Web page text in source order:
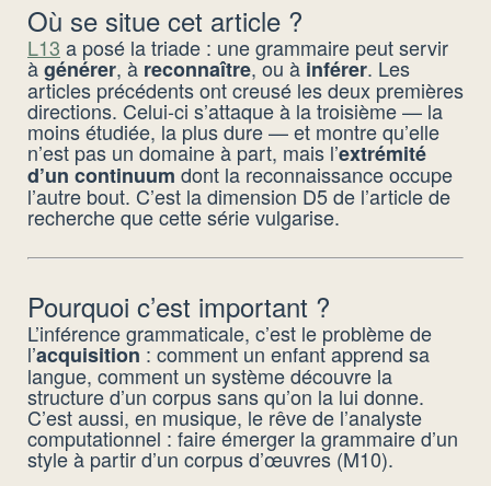
Où se situe cet article ?
L13 a posé la triade : une grammaire peut servir
àgénérer, à reconnaître, ou à inférer. Les
articles précédents ont creusé les deux premières
directions. Celui-ci s’attaque à la troisième — la
moins étudiée, la plus dure — et montre qu’elle
n’est pas un domaine à part, mais l’extrémité
d’un continuum dont la reconnaissance occupe
l’autre bout. C’est la dimension D5 de l’article de
recherche que cette série vulgarise.
Pourquoi c’est important ?
L’inférence grammaticale, c’est le problème de
l’acquisition : comment un enfant apprend sa
langue, comment un système découvre la
structure d’un corpus sans qu’on la lui donne.
C’est aussi, en musique, le rêve de l’analyste
computationnel : faire émerger la grammaire d’un
style à partir d’un corpus d’œuvres (M10).